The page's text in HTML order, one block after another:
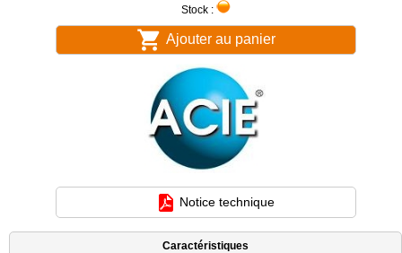
Stock :
Ajouter au panier
Notice technique
Caractéristiques